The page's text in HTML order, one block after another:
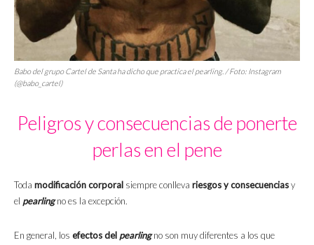
Babo del grupo Cartel de Santa ha dicho que practica elpearling. / Foto: Instagram
(@babo_cartel)
Peligros y consecuencias de ponerte
perlas en el pene
Toda modificación corporal siempre conlleva riesgos y consecuenciasy
el pearlingno es la excepción.
En general, los efectos del pearling no son muy diferentes a los que